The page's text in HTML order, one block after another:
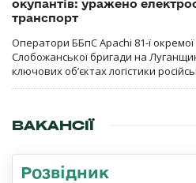
окупантів: уражено
транспорт
Оператори ББпС Apachi 81-ї
Слобожанської бригади на
ключових об’єктах логістики
ВАКАНСІЇ
Розвідник